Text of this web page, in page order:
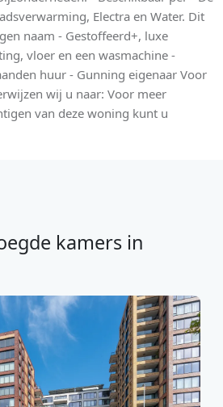
Electra en Water. Dit
naam - Gestoffeerd+, luxe
vloer en een wasmachine -
huur - Gunning eigenaar Voor
wij u naar: Voor meer
van deze woning kunt u
kamers in